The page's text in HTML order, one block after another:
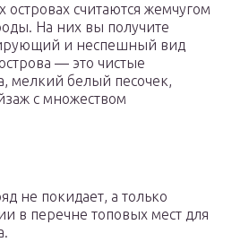
считаются жемчугом
На них вы получите
и неспешный вид
— это чистые
мелкий белый песочек,
с множеством
не покидает, а только
в перечне топовых мест для